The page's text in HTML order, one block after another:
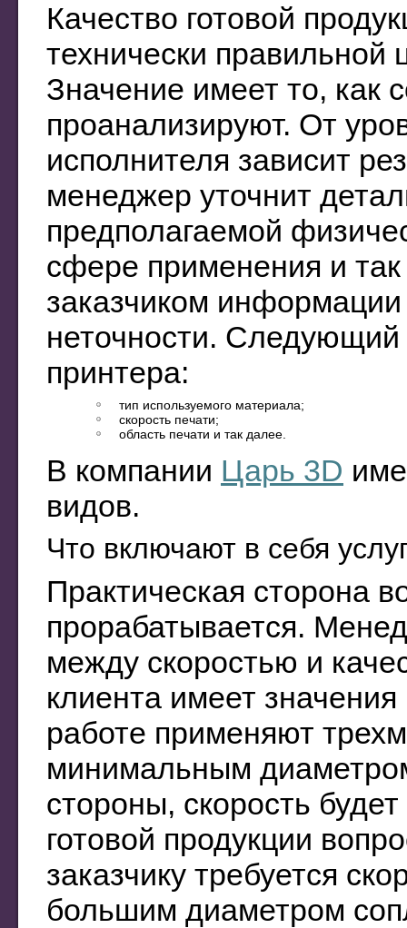
Качество готовой
технически правильной
Значение имеет то,
проанализируют. От
исполнителя зависит
менеджер уточнит
предполагаемой
сфере применения и
заказчиком
неточности.
принтера:
тип используемого материала;
скорость печати;
область печати и так далее.
В компании Царь 3D
видов.
Что включают в себя
Практическая сторона
прорабатывается.
между скоростью и
клиента имеет
работе применяют
минимальным
стороны, скорость
готовой продукции
заказчику требуется
большим диаметром